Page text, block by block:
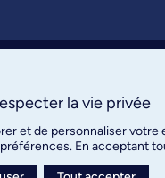
la vie privée
et de personnaliser
En acceptant